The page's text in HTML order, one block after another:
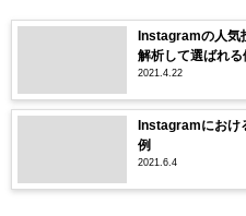
Instagramの人気
解析して選ばれる
2021.4.22
Instagramにおけ
例
2021.6.4